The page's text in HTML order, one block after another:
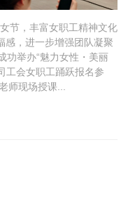
节，丰富女职工精神文化
感，进一步增强团队凝聚
功举办“魅力女性・美丽
工会女职工踊跃报名参
现场授课...